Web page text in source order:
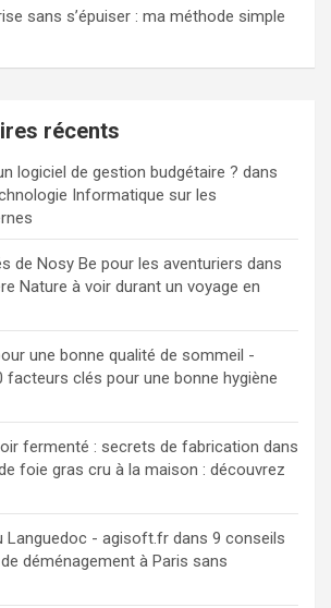
sans s’épuiser : ma méthode simple
récents
logiciel de gestion budgétaire ? dans
Informatique sur les
de Nosy Be pour les aventuriers dans
Nature à voir durant un voyage en
une bonne qualité de sommeil -
facteurs clés pour une bonne hygiène
fermenté : secrets de fabrication dans
foie gras cru à la maison : découvrez
Languedoc - agisoft.fr dans 9 conseils
déménagement à Paris sans